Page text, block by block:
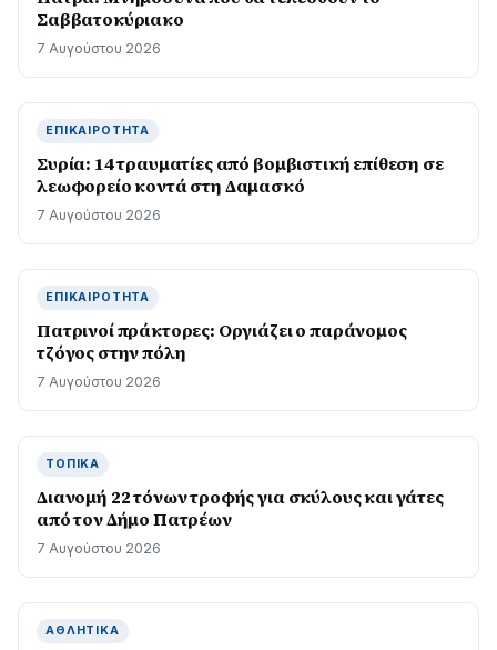
Σαββατοκύριακο
7 Αυγούστου 2026
ΕΠΙΚΑΙΡΌΤΗΤΑ
Συρία: 14 τραυματίες από βομβιστική επίθεση σε
λεωφορείο κοντά στη Δαμασκό
7 Αυγούστου 2026
ΕΠΙΚΑΙΡΌΤΗΤΑ
Πατρινοί πράκτορες: Οργιάζει ο παράνομος
τζόγος στην πόλη
7 Αυγούστου 2026
ΤΟΠΙΚΆ
Διανομή 22 τόνων τροφής για σκύλους και γάτες
από τον Δήμο Πατρέων
7 Αυγούστου 2026
ΑΘΛΗΤΙΚΆ